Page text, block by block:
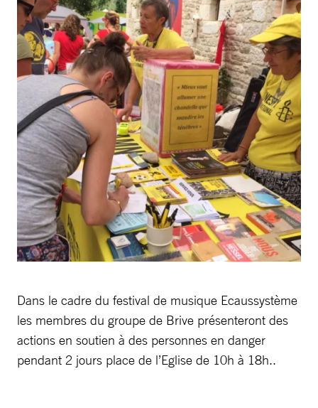
Dans le cadre du festival de musique Ecaussystème
les membres du groupe de Brive présenteront des
actions en soutien à des personnes en danger
pendant 2 jours place de l’Eglise de 10h à 18h..